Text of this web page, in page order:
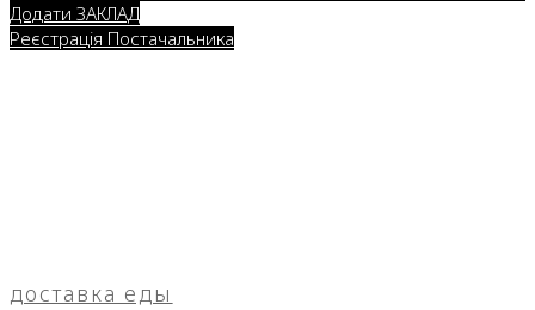
Додати ЗАКЛАД
Реєстрація Постачальника
доставка еды